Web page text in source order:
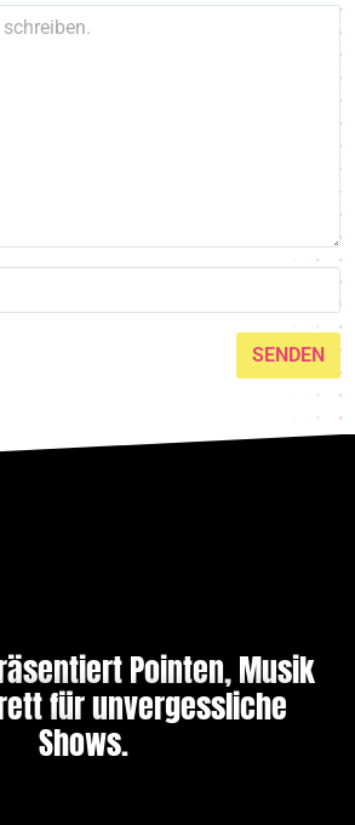
SENDEN
Pointen, Musik
für unvergessliche
Shows.